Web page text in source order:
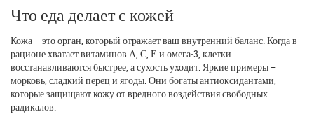
Что еда делает с кожей
Кожа – это орган, который отражает ваш внутренний баланс. Когда в
рационе хватает витаминов А, С, Е и омега‑3, клетки
восстанавливаются быстрее, а сухость уходит. Яркие примеры –
морковь, сладкий перец и ягоды. Они богаты антиоксидантами,
которые защищают кожу от вредного воздействия свободных
радикалов.